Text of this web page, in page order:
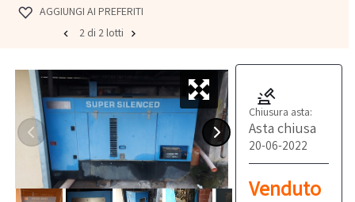
AGGIUNGI AI PREFERITI
2 di 2 lotti
Chiusura asta:
Asta chiusa
20-06-2022
Venduto